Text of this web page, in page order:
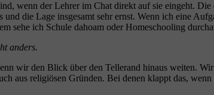
wenn der Lehrer im Chat direkt auf sie eingeht.
die Lage insgesamt sehr ernst. Wenn ich eine
sehe ich Schule dahoam oder Homeschooling
anders.
wir den Blick über den Tellerand hinaus weiten.
aus religiösen Gründen. Bei denen klappt das,